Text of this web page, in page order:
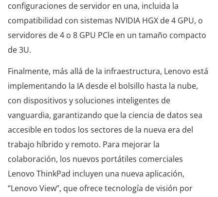
configuraciones de servidor en una, incluida la
compatibilidad con sistemas NVIDIA HGX de 4 GPU, o
servidores de 4 o 8 GPU PCle en un tamaño compacto
de 3U.
Finalmente, más allá de la infraestructura, Lenovo está
implementando la IA desde el bolsillo hasta la nube,
con dispositivos y soluciones inteligentes de
vanguardia, garantizando que la ciencia de datos sea
accesible en todos los sectores de la nueva era del
trabajo híbrido y remoto. Para mejorar la
colaboración, los nuevos portátiles comerciales
Lenovo ThinkPad incluyen una nueva aplicación,
“Lenovo View”, que ofrece tecnología de visión por